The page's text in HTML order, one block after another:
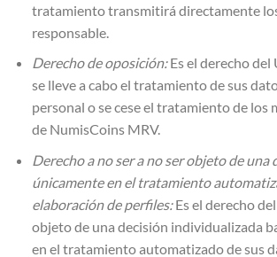
tratamiento transmitirá directamente
responsable.
Derecho de oposición:Es el derecho del
se lleve a cabo el tratamiento de sus
personal o se cese el tratamiento de los
de NumisCoins MRV.
Derecho a no ser a no ser objeto de una
únicamente en el tratamiento
elaboración de perfiles:Es el derecho
objeto de una decisión individualizada
en el tratamiento automatizado de sus